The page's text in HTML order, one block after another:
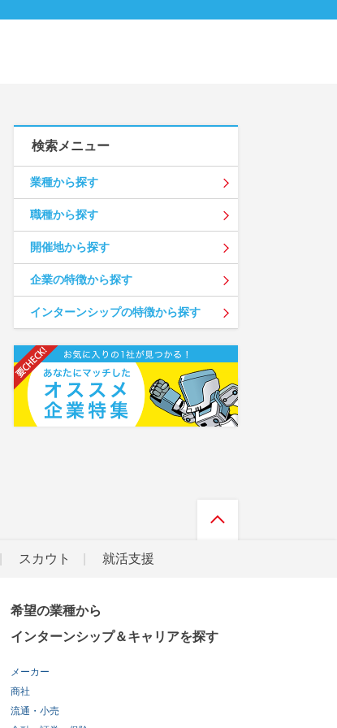
検索メニュー
業種から探す
職種から探す
開催地から探す
企業の特徴から探す
インターンシップの特徴から探す
スカウト 就活支援
希望の業種から
インターンシップ＆キャリアを探す
メーカー
商社
流通・小売